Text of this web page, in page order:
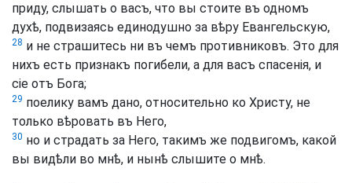
приду, слышать о васъ, что вы стоите въ одномъ
духѣ, подвизаясь единодушно за вѣру Евангельскую,
28 и не страшитесь ни въ чемъ противниковъ. Это для
нихъ есть признакъ погибели, а для васъ спасенія, и
сіе отъ Бога;
29 поелику вамъ дано, относительно ко Христу, не
только вѣровать въ Него,
30 но и страдать за Него, такимъ же подвигомъ, какой
вы видѣли во мнѣ, и нынѣ слышите о мнѣ.